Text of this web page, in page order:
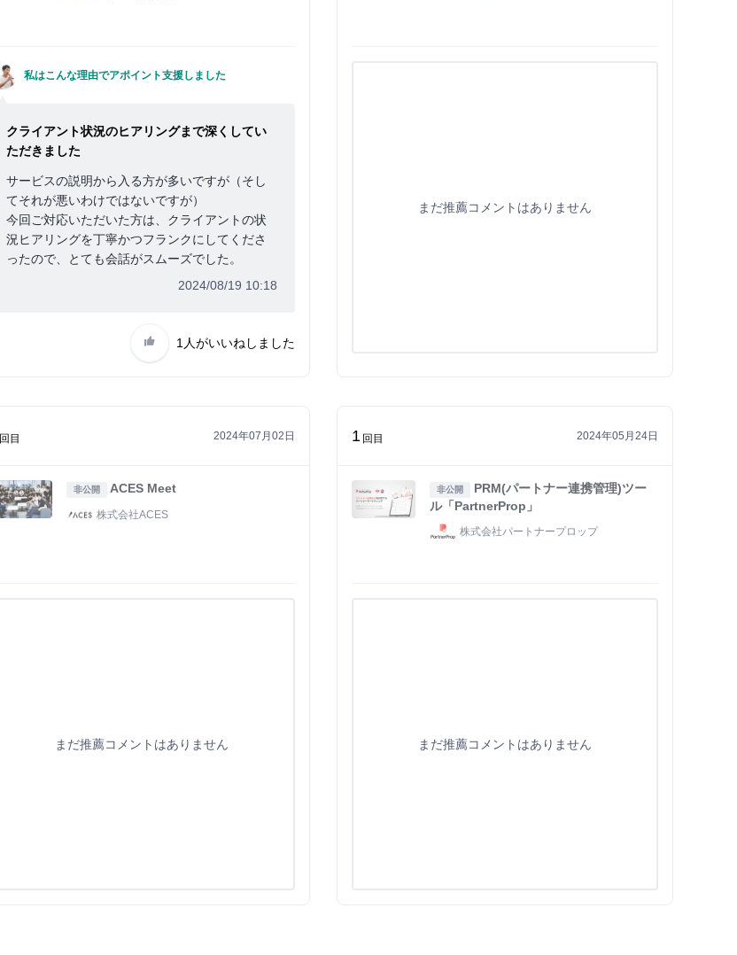
私はこんな理由でアポイント支援しました
クライアント状況のヒアリングまで深くしてい
ただきました
サービスの説明から入る方が多いですが（そし
てそれが悪いわけではないですが）
今回ご対応いただいた方は、クライアントの状
況ヒアリングを丁寧かつフランクにしてくださ
ったので、とても会話がスムーズでした。
2024/08/19 10:18
1人がいいねしました
まだ推薦コメントはありません
回目 2024年07月02日
非公開 ACES Meet
株式会社ACES
まだ推薦コメントはありません
1 回目 2024年05月24日
非公開
PRM(パートナー連携管理)ツー
ル「PartnerProp」
株式会社パートナープロップ
まだ推薦コメントはありません